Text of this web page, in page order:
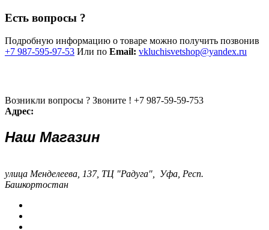
Есть вопросы ?
Подробную информацию о товаре можно получить позвонив
+7 987-595-97-53 Или по Email: vkluchisvetshop@yandex.ru
Возникли вопросы ? Звоните ! +7 987-59-59-753
Адрес:
Наш Магазин
улица Менделеева, 137, ТЦ "Радуга", Уфа, Респ.
Башкортостан